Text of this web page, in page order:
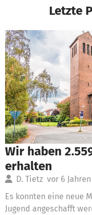
Letzte
Wir haben
erhalten
D. Tietz vor 6 Jahren
Es konnten eine neue
Jugend angeschafft